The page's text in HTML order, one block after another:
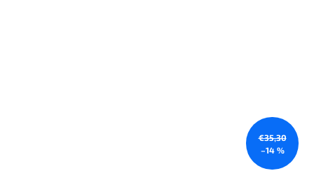
€35,30
–14 %